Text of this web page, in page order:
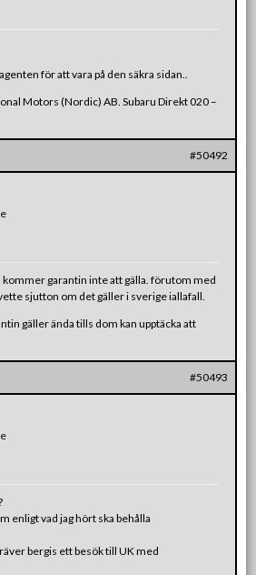
för att vara på den säkra sidan..
Motors (Nordic) AB. Subaru Direkt 020 –
#50492
garantin inte att gälla. förutom med
sjutton om det gäller i sverige iallafall.
gäller ända tills dom kan upptäcka att
#50493
enligt vad jag hört ska behålla
bergis ett besök till UK med